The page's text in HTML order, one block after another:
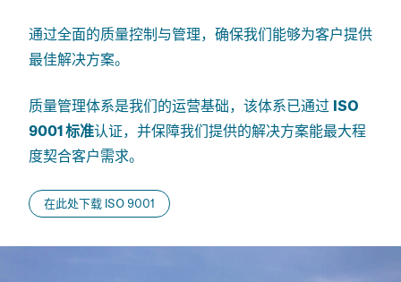
通过全面的质量控制与管理，确保我们能够为客户提供
最佳解决方案。
质量管理体系是我们的运营基础，该体系已通过 ISO
9001 标准认证，并保障我们提供的解决方案能最大程
度契合客户需求。
在此处下载 ISO 9001